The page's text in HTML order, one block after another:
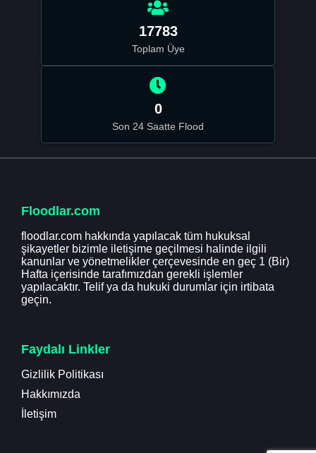
17783
Toplam Üye
0
Son 24 Saatte Flood
Floodlar.com
floodlar.com hakkında yapılacak tüm hukuksal
şikayetler bizimle iletişime geçilmesi halinde ilgili
kanunlar ve yönetmelikler çerçevesinde en geç 1 (Bir)
Hafta içerisinde tarafımızdan gerekli işlemler
yapılacaktır. Telif ya da hukuki durumlar için irtibata
geçin.
Faydalı Linkler
Gizlilik Politikası
Hakkımızda
İletişim